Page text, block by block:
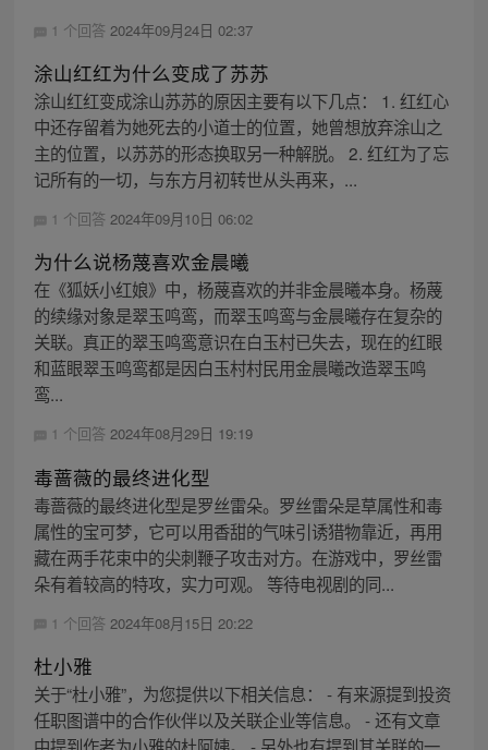
1 个回答 2024年09月24日 02:37
涂山红红为什么变成了苏苏
涂山红红变成涂山苏苏的原因主要有以下几点： 1. 红红心
中还存留着为她死去的小道士的位置，她曾想放弃涂山之
主的位置，以苏苏的形态换取另一种解脱。 2. 红红为了忘
记所有的一切，与东方月初转世从头再来，...
1 个回答 2024年09月10日 06:02
为什么说杨蔑喜欢金晨曦
在《狐妖小红娘》中，杨蔑喜欢的并非金晨曦本身。杨蔑
的续缘对象是翠玉鸣鸾，而翠玉鸣鸾与金晨曦存在复杂的
关联。真正的翠玉鸣鸾意识在白玉村已失去，现在的红眼
和蓝眼翠玉鸣鸾都是因白玉村村民用金晨曦改造翠玉鸣
鸾...
1 个回答 2024年08月29日 19:19
毒蔷薇的最终进化型
毒蔷薇的最终进化型是罗丝雷朵。罗丝雷朵是草属性和毒
属性的宝可梦，它可以用香甜的气味引诱猎物靠近，再用
藏在两手花束中的尖刺鞭子攻击对方。在游戏中，罗丝雷
朵有着较高的特攻，实力可观。 等待电视剧的同...
1 个回答 2024年08月15日 20:22
杜小雅
关于“杜小雅”，为您提供以下相关信息： - 有来源提到投资
任职图谱中的合作伙伴以及关联企业等信息。 - 还有文章